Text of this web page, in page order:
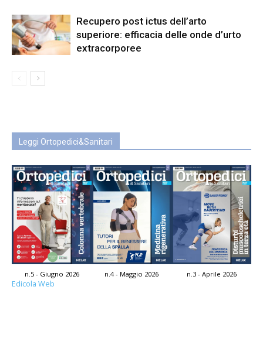
Recupero post ictus dell’arto
superiore: efficacia delle onde d’urto
extracorporee
Leggi Ortopedici&Sanitari
n.5 - Giugno 2026 n.4 - Maggio 2026 n.3 - Aprile 2026
Edicola Web